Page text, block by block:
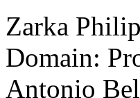
Zarka
Domain:
Antonio